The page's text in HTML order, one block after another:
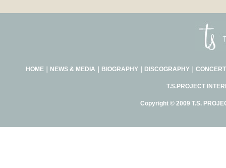
HOME｜ NEWS & MEDIA BIOGRAPHY｜ DISCOGRAPHY｜
T.S.PROJECT
Copyright © 2009 T.S.